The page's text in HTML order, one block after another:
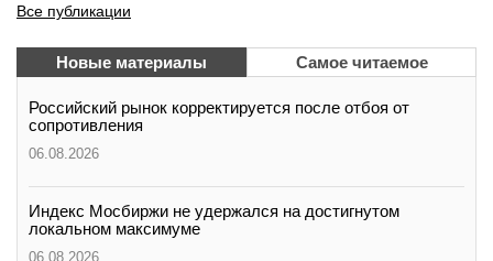
Все публикации
Новые материалы Самое читаемое
Российский рынок корректируется после отбоя от
сопротивления
06.08.2026
Индекс Мосбиржи не удержался на достигнутом
локальном максимуме
06.08.2026